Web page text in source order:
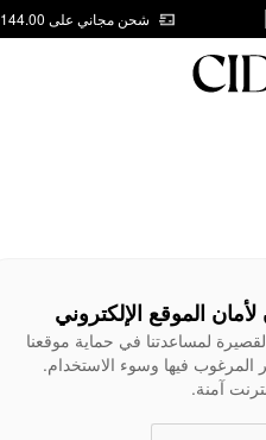
شحن مجاني على AED 144.00
الموقع الإلكتروني
لمساعدتنا في حماية موقعنا
المرغوب فيها وسوء الاستخدام.
آمنة.